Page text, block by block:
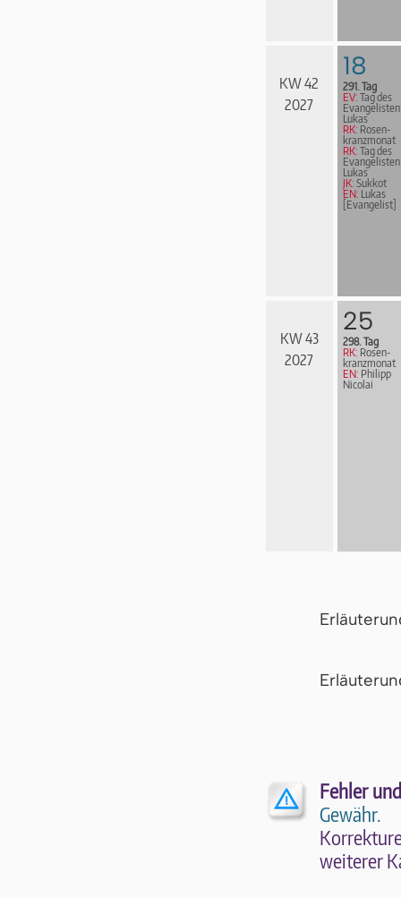
KW 42
2027
18
291. Tag
EV: Tag des
Evangelisten
Lukas
RK: Rosen­
kranz­mo­nat
RK: Tag des
Evangelisten
Lukas
JK: Sukkot
EN: Lukas
[Evangelist]
KW 43
2027
25
298. Tag
RK: Rosen­
kranz­mo­nat
EN: Philipp
Nicolai
Fehler
Gewähr.
wei­te­rer